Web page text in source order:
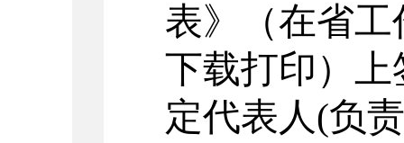
表》（在省
下载打印）
定代表人(负